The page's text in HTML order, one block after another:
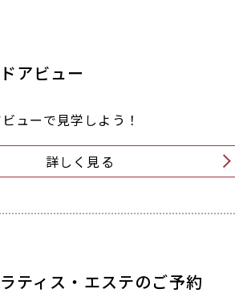
アビュー
ューで見学しよう！
詳しく見る
ティス・エステのご予約